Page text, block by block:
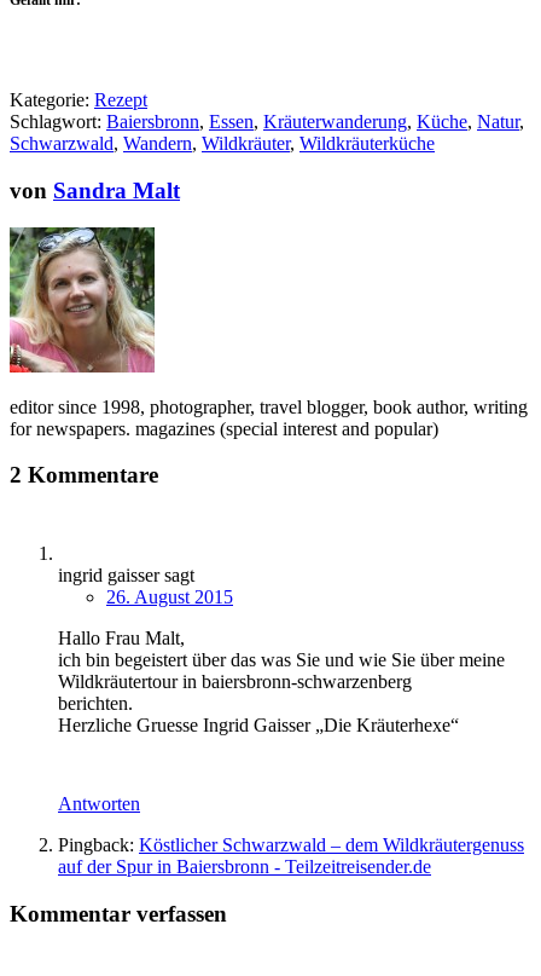
Kategorie: Rezept
Schlagwort: Baiersbronn, Essen, Kräuterwanderung, Küche, Natur,
Schwarzwald, Wandern, Wildkräuter, Wildkräuterküche
von Sandra Malt
editor since 1998, photographer, travel blogger, book author, writing
for newspapers. magazines (special interest and popular)
2 Kommentare
ingrid gaissersagt
26. August 2015
Hallo Frau Malt,
ich bin begeistert über das was Sie und wie Sie über meine
Wildkräutertour in baiersbronn-schwarzenberg
berichten.
Herzliche Gruesse Ingrid Gaisser „Die Kräuterhexe“
Antworten
Pingback: Köstlicher Schwarzwald – dem Wildkräutergenuss
auf der Spur in Baiersbronn - Teilzeitreisender.de
Kommentar verfassen